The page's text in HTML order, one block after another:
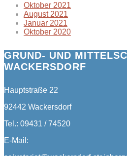
Oktober 2021
August 2021
Januar 2021
Oktober 2020
GRUND- UND
WACKERSDORF
Hauptstraße 22
92442 Wackersdorf
Tel.: 09431 / 74520
E-Mail: